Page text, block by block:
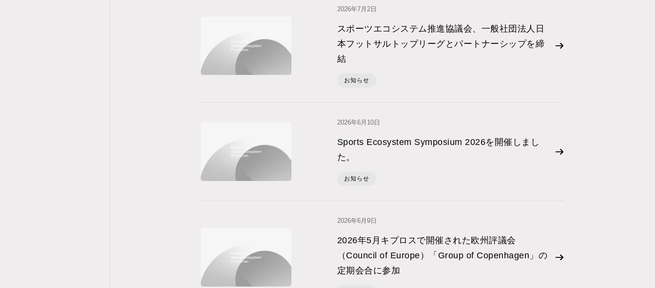
2026年7⽉2⽇
スポーツエコシステム推進協議会、一般社団法人日
本フットサルトップリーグとパートナーシップを締
結
お知らせ
2026年6⽉10⽇
Sports Ecosystem Symposium 2026を開催しまし
た。
お知らせ
2026年6⽉9⽇
2026年5月キプロスで開催された欧州評議会
（Council of Europe）「Group of Copenhagen」の
定期会合に参加